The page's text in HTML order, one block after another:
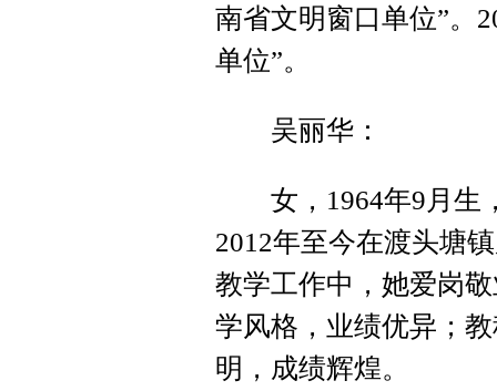
南省文明窗口单位”。
单位”。
吴丽华：
女，1964年9月生，
2012年至今在渡头塘
教学工作中，她爱岗
学风格，业绩优异；
明，成绩辉煌。